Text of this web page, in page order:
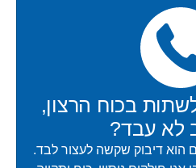
בכוח הרצון,
לא עבד?​
הוא דיבוק שקשה לעצור לבד.